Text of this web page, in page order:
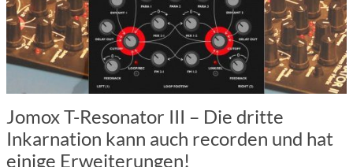
Jomox T-Resonator III – Die dritte
Inkarnation kann auch recorden und hat
einige Erweiterungen!